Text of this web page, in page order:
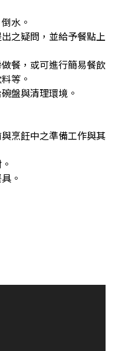
水。
之疑問，並給予餐點上
餐，或可進行簡易餐飲
等。
盤與清理環境。
烹飪中之準備工作與其
。